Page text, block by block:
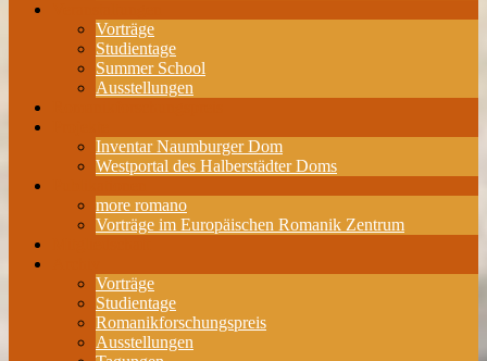
Vorträge
Studientage
Summer School
Ausstellungen
Inventar Naumburger Dom
Westportal des Halberstädter Doms
more romano
Vorträge im Europäischen Romanik Zentrum
Vorträge
Studientage
Romanikforschungspreis
Ausstellungen